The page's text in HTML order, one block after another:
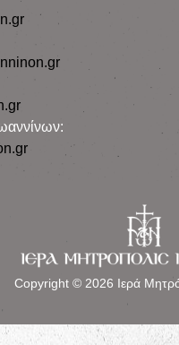
Copyright © 2026 Ιερά